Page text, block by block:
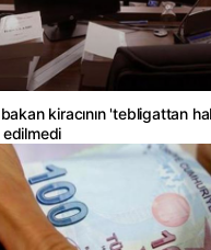
bakan kiracının 'tebligattan
edilmedi